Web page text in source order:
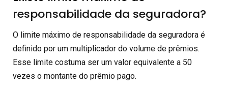
responsabilidade da seguradora?
O limite máximo de responsabilidade da seguradora é
definido por um multiplicador do volume de prêmios.
Esse limite costuma ser um valor equivalente a 50
vezes o montante do prêmio pago.